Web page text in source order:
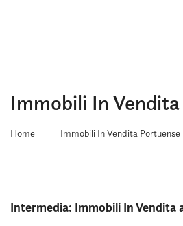
Immobili In
Home Immobili In Vendita Portuense
Intermedia: Immobili In Vendita